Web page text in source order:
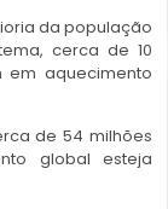
da população
cerca de 10
em aquecimento
de 54 milhões
global esteja